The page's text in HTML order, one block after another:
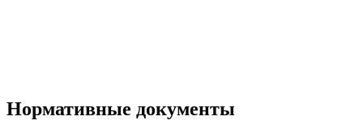
Нормативные документы